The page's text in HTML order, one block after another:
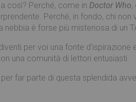
così? Perché, come in Doctor Who,
Perché, in fondo, chi
nebbia è forse più misteriosa di un
per voi una fonte
una comunità di lettori entusiasti.
far parte di questa splendida